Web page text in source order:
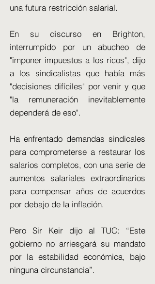
una futura restricción salarial.
En su discurso en Brighton,
interrumpido por un abucheo de
"imponer impuestos a los ricos", dijo
a los sindicalistas que había más
"decisiones difíciles" por venir y que
"la remuneración inevitablemente
dependerá de eso".
Ha enfrentado demandas sindicales
para comprometerse a restaurar los
salarios completos, con una serie de
aumentos salariales extraordinarios
para compensar años de acuerdos
por debajo de la inflación.
Pero Sir Keir dijo al TUC: “Este
gobierno no arriesgará su mandato
por la estabilidad económica, bajo
ninguna circunstancia”.